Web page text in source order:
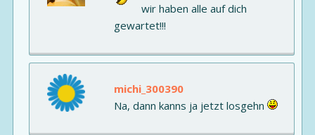
wir haben alle auf dich
gewartet!!!
michi_300390
Na, dann kanns ja jetzt losgehn